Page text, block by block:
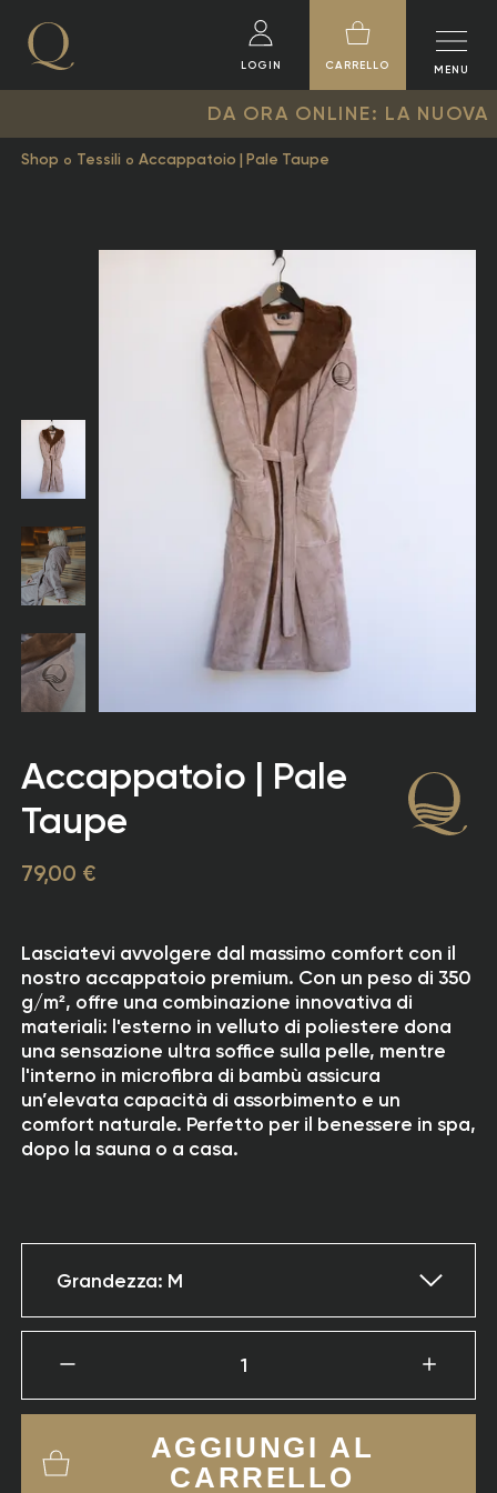
DA ORA ONLINE: LA NUOVA
LOGIN CARRELLO MENU
Shop Tessili Accappatoio | Pale Taupe
Accappatoio | Pale
Taupe
79,00 €
Lasciatevi avvolgere dal massimo comfort con il
nostro accappatoio premium. Con un peso di 350
g/m², offre una combinazione innovativa di
materiali: l'esterno in velluto di poliestere dona
una sensazione ultra soffice sulla pelle, mentre
l'interno in microfibra di bambù assicura
un’elevata capacità di assorbimento e un
comfort naturale. Perfetto per il benessere in spa,
dopo la sauna o a casa.
Grandezza: M
1
AGGIUNGI AL
CARRELLO